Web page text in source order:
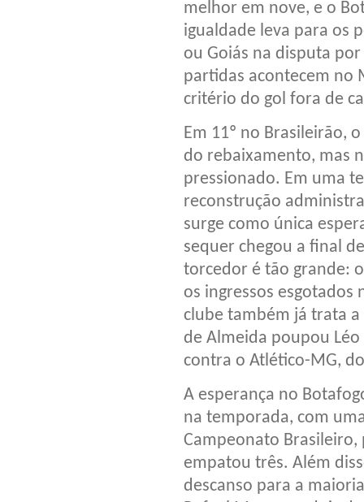
melhor em nove, e o
igualdade leva para os
ou Goiás na disputa
partidas acontecem no
critério do gol fora de
Em 11º no Brasileirão,
do rebaixamento, mas
pressionado. Em uma
reconstrução
surge como única
sequer chegou a final
torcedor é tão grande:
os ingressos
clube também já trata
de Almeida poupou
contra o Atlético-MG,
A esperança no
na temporada, com
Campeonato
empatou três. Além
descanso para a